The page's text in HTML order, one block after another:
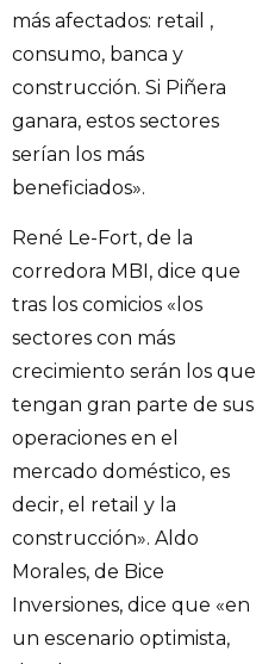
más afectados: retail ,
consumo, banca y
construcción. Si Piñera
ganara, estos sectores
serían los más
beneficiados».
René Le-Fort, de la
corredora MBI, dice que
tras los comicios «los
sectores con más
crecimiento serán los que
tengan gran parte de sus
operaciones en el
mercado doméstico, es
decir, el retail y la
construcción». Aldo
Morales, de Bice
Inversiones, dice que «en
un escenario optimista,